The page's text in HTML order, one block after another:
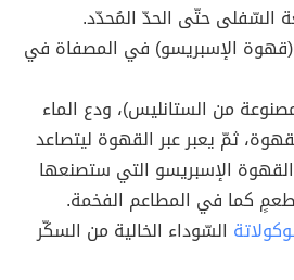
السّفلى حتّى الحدّ المُحدّد.
الإسبريسو) في المصفاة في
من الستانليس)، ودع الماء
ثمّ يعبر عبر القهوة ليتصاعد
الإسبريسو التي ستصنعها
كما في المطاعم الفخمة.
السّوداء الخالية من السكّر